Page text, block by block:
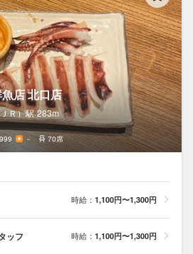
店 北口店
Ｒ）駅 283m
－ 70席
時給： 1,100円〜1,300円
ッフ 時給： 1,100円〜1,300円